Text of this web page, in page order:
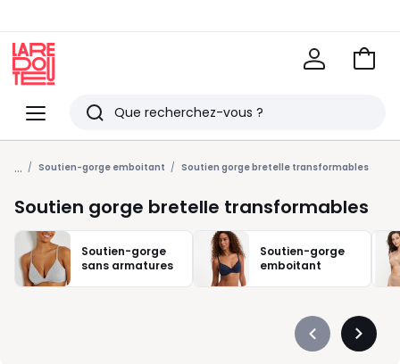
Menu
Redoute
Rechercher
Derniers
articles
vus
Voir
... Soutien-gorge emboitant Soutien gorge bretelle transformables
Soutien gorge bretelle transformables
Soutien-gorge
sans armatures
Soutien-gorge
emboitant
Précédent